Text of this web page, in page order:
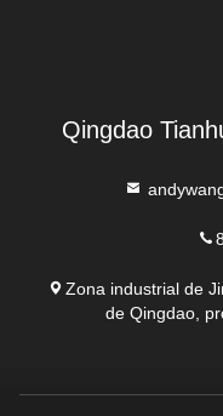
Qingdao
Zona industrial de
de Qingdao,